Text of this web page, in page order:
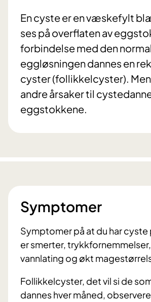
En cyste er en væskefylt
ses på overflaten av
forbindelse med den
eggløsningen dannes en
cyster (follikkelcyster).
andre årsaker til
eggstokkene.
Symptomer
Symptomer på at du har
er smerter,
vannlating og økt
Follikkelcyster, det vil si de
dannes hver måned,